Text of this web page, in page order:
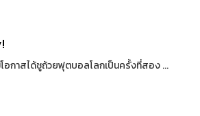
าสได้ชูถ้วยฟุตบอลโลกเป็นครั้งที่สอง ...